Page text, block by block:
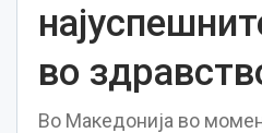
во
Во Македонија во